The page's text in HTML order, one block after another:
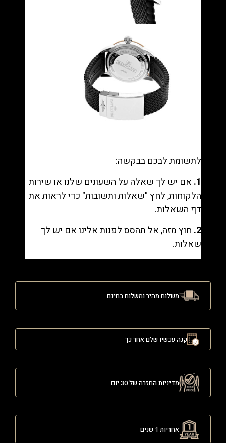
לתשומת לבכם בבקשה:
1. אם יש לך שאלה על השעונים שלנו או שירות
הלקוחות, לחץ "שאלות ותשובות" כדי לראות את
דף השאלות.
2. חוץ מזה, אל תהסס לפנות אלינו אם יש לך
שאלות.
משלוח מהיר ומשלוח בחינם
קנה עכשיו שלם אחר כך
מדיניות החזרה של 30 יום
אחריות 1 שנים